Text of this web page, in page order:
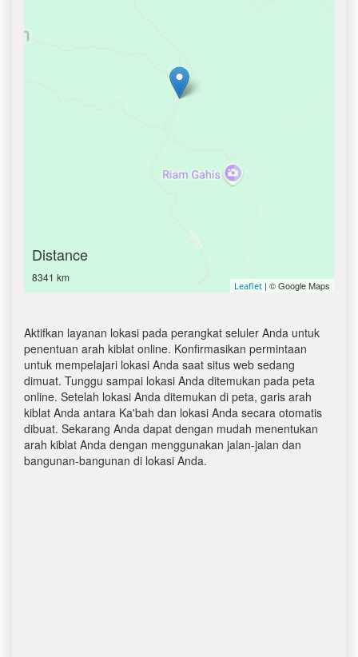
Distance
8341 km
Leaflet | © Google Maps
Aktifkan layanan lokasi pada perangkat seluler Anda untuk
penentuan arah kiblat online. Konfirmasikan permintaan
untuk mempelajari lokasi Anda saat situs web sedang
dimuat. Tunggu sampai lokasi Anda ditemukan pada peta
online. Setelah lokasi Anda ditemukan di peta, garis arah
kiblat Anda antara Ka'bah dan lokasi Anda secara otomatis
dibuat. Sekarang Anda dapat dengan mudah menentukan
arah kiblat Anda dengan menggunakan jalan-jalan dan
bangunan-bangunan di lokasi Anda.